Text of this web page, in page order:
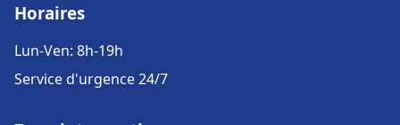
Horaires
Lun-Ven: 8h-19h
Service d'urgence 24/7